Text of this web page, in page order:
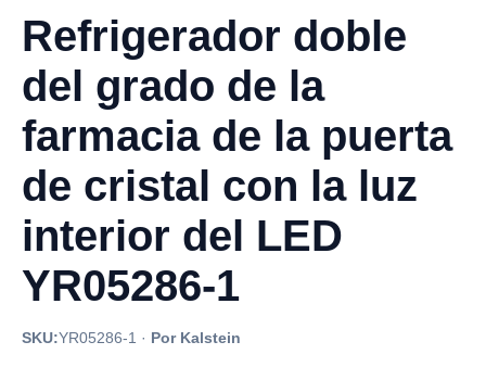
Refrigerador doble
del grado de la
farmacia de la puerta
de cristal con la luz
interior del LED
YR05286-1
SKU:YR05286-1 · Por Kalstein